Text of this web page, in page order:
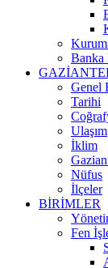
Banka
Genel
Tarihi
Ulaşım
İklim
Nüfus
İlçeler
BİRİMLER
Fen